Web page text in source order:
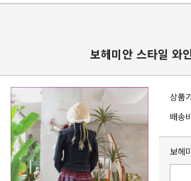
보헤미안 스타일 와
상품
배송비
보헤